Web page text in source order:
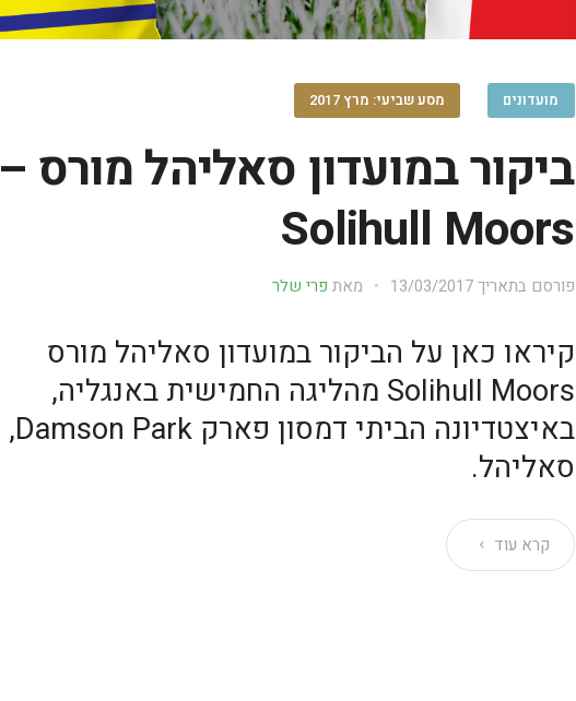
מועדונים מסע שביעי: מרץ 2017
ביקור במועדון סאליהל מורס –
Solihull Moors
פורסם בתאריך13/03/2017 מאת פרי שלר
קיראו כאן על הביקור במועדון סאליהל מורס
Solihull Moors מהליגה החמישית באנגליה,
באיצטדיונה הביתי דמסון פארק Damson Park,
סאליהל.
קרא עוד